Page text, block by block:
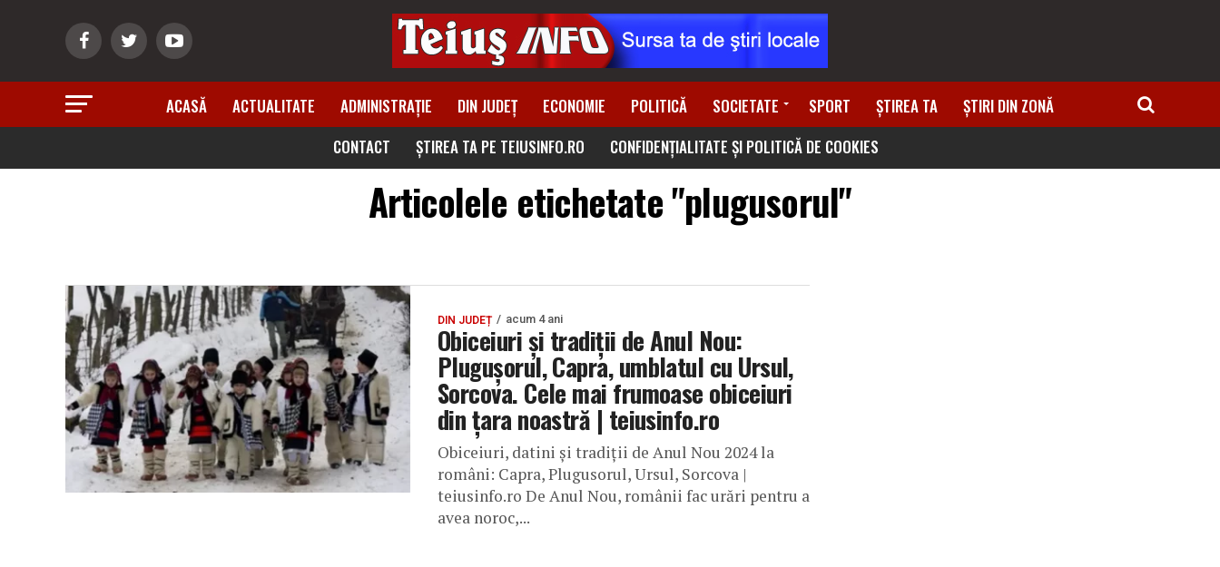
ACASĂ ACTUALITATE ADMINISTRAȚIE DIN JUDEȚ ECONOMIE POLITICĂ SOCIETATE SPORT ȘTIREA TA
ȘTIRI DIN ZONĂ
CONTACT
ȘTIREA TA PE TEIUSINFO.RO CONFIDENȚIALITATE ȘI POLITICĂ DE COOKIES
Articolele etichetate "plugusorul"
DIN JUDEȚ acum 4 ani
Obiceiuri şi tradiţii de Anul Nou:
Pluguşorul, Capra, umblatul cu Ursul,
Sorcova. Cele mai frumoase obiceiuri
din ţara noastră | teiusinfo.ro
Obiceiuri, datini şi tradiţii de Anul Nou 2024 la
români: Capra, Plugusorul, Ursul, Sorcova |
teiusinfo.ro De Anul Nou, românii fac urări pentru a
avea noroc,...